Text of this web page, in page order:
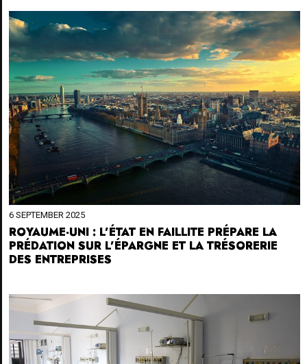
6 SEPTEMBER 2025
ROYAUME-UNI : L’ÉTAT EN FAILLITE PRÉPARE LA
PRÉDATION SUR L’ÉPARGNE ET LA TRÉSORERIE
DES ENTREPRISES